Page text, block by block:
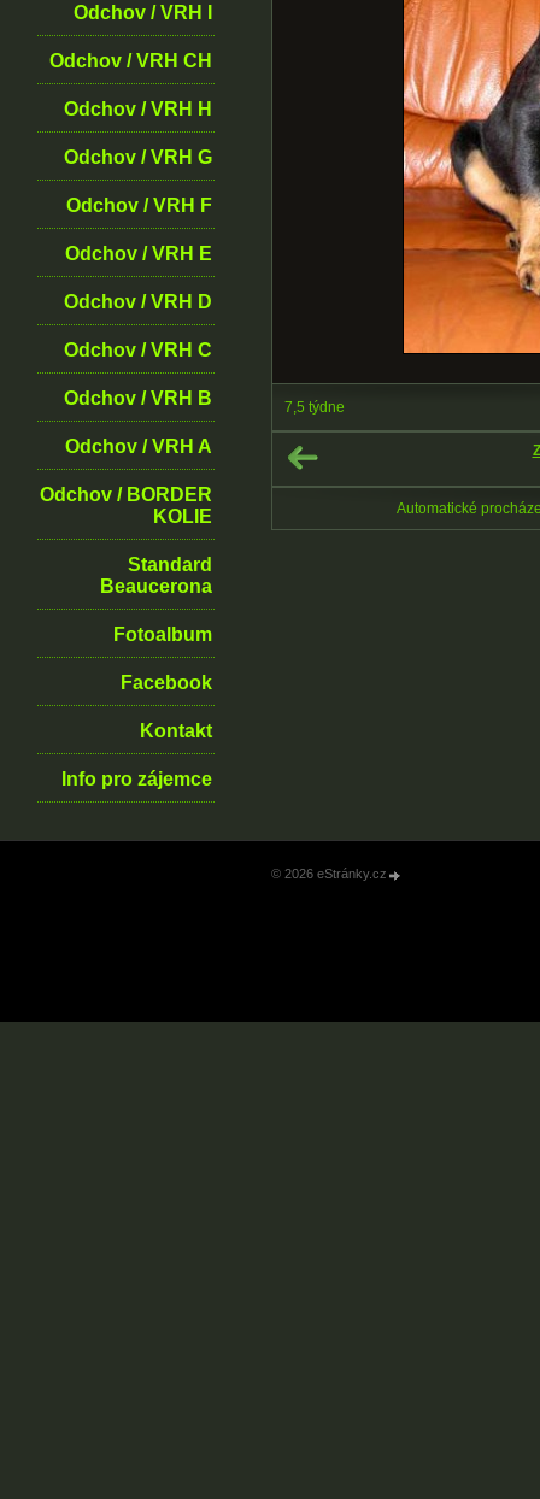
Odchov / VRH I
Odchov / VRH CH
Odchov / VRH H
Odchov / VRH G
Odchov / VRH F
Odchov / VRH E
Odchov / VRH D
Odchov / VRH C
Odchov / VRH B
Odchov / VRH A
Odchov / BORDER
KOLIE
Standard
Beaucerona
Fotoalbum
Facebook
Kontakt
Info pro zájemce
7,5 týdne
Automatické
© 2026 eStránky.cz